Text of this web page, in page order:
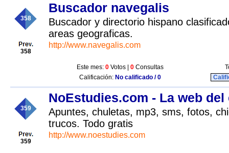
358
358
Buscador navegalis
Buscador y directorio hispano
areas geograficas.
http://www.navegalis.com
Este mes: 0 Votos | 0 Consultas
Calificación: No calificado / 0
359
359
NoEstudies.com - La web
Apuntes, chuletas, mp3, sms, fotos,
trucos. Todo gratis
http://www.noestudies.com